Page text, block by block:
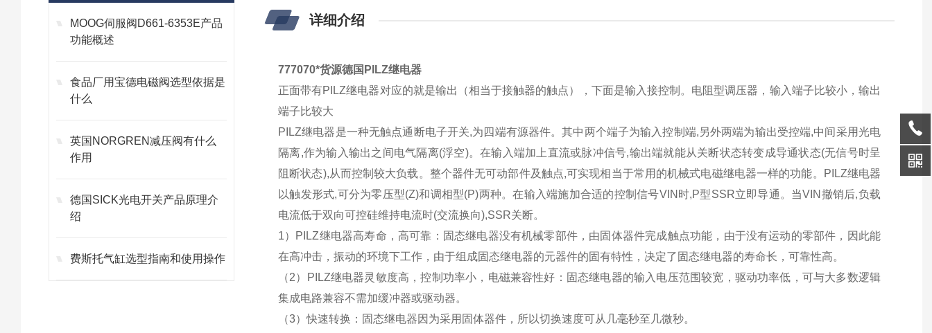
MOOG伺服阀D661-6353E产品
功能概述
食品厂用宝德电磁阀选型依据是
什么
英国NORGREN减压阀有什么
作用
德国SICK光电开关产品原理介
绍
费斯托气缸选型指南和使用操作
详细介绍
777070*货源德国PILZ继电器
正面带有PILZ继电器对应的就是输出（相当于接触器的触点），下面是输入接控制。电阻型调压器，输入端子比较小，输出
端子比较大
PILZ继电器是一种无触点通断电子开关,为四端有源器件。其中两个端子为输入控制端,另外两端为输出受控端,中间采用光电
隔离,作为输入输出之间电气隔离(浮空)。在输入端加上直流或脉冲信号,输出端就能从关断状态转变成导通状态(无信号时呈
阻断状态),从而控制较大负载。整个器件无可动部件及触点,可实现相当于常用的机械式电磁继电器一样的功能。PILZ继电器
以触发形式,可分为零压型(Z)和调相型(P)两种。在输入端施加合适的控制信号VIN时,P型SSR立即导通。当VIN撤销后,负载
电流低于双向可控硅维持电流时(交流换向),SSR关断。
1）PILZ继电器高寿命，高可靠：固态继电器没有机械零部件，由固体器件完成触点功能，由于没有运动的零部件，因此能
在高冲击，振动的环境下工作，由于组成固态继电器的元器件的固有特性，决定了固态继电器的寿命长，可靠性高。
（2）PILZ继电器灵敏度高，控制功率小，电磁兼容性好：固态继电器的输入电压范围较宽，驱动功率低，可与大多数逻辑
集成电路兼容不需加缓冲器或驱动器。
（3）快速转换：固态继电器因为采用固体器件，所以切换速度可从几毫秒至几微秒。